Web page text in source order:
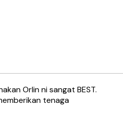
Orlin ni sangat BEST.
tenaga